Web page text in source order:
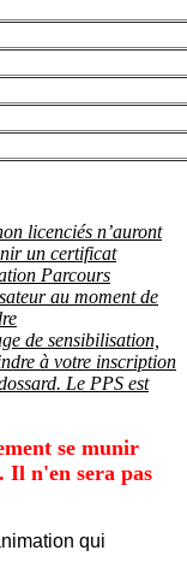
licenciés n’auront
un certificat
Parcours
au moment de
de sensibilisation,
à votre inscription
Le PPS est
se munir
Il n'en sera pas
qui